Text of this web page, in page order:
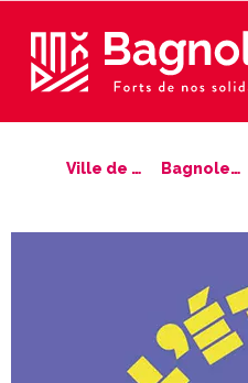
Ville de Bagnolet Bagnolet bouge !